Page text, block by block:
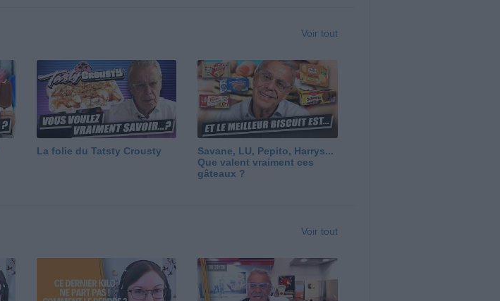
Voir tout
La folie du Tatsty Crousty
Savane, LU, Pepito, Harrys...
Que valent vraiment ces
gâteaux ?
Voir tout